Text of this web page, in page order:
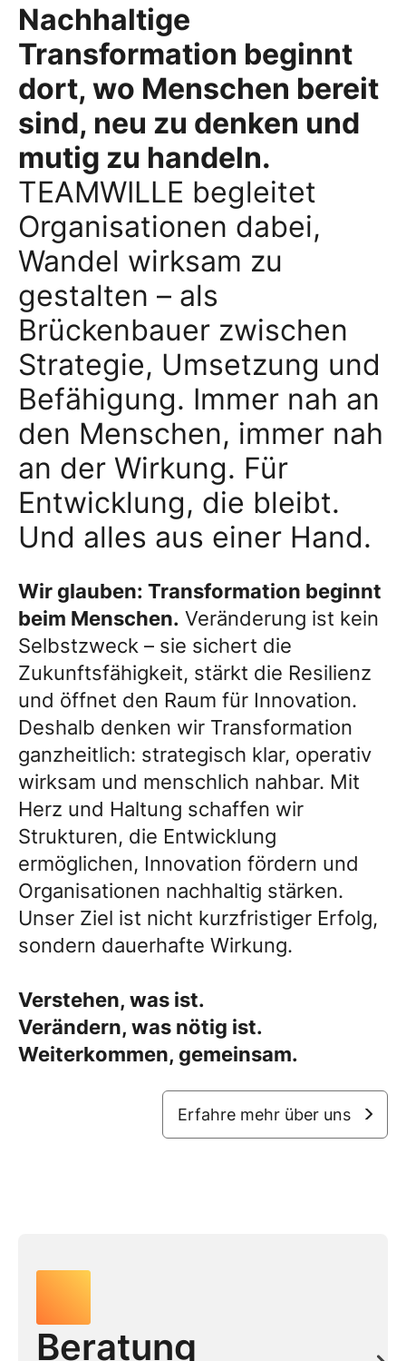
Nachhaltige
Transformation beginnt
dort, wo Menschen bereit
sind, neu zu denken und
mutig zu handeln.
TEAMWILLE begleitet
Organisationen dabei,
Wandel wirksam zu
gestalten – als
Brückenbauer zwischen
Strategie, Umsetzung und
Befähigung. Immer nah an
den Menschen, immer nah
an der Wirkung. Für
Entwicklung, die bleibt.
Und alles aus einer Hand.
Wir glauben: Transformation beginnt
beim Menschen. Veränderung ist kein
Selbstzweck – sie sichert die
Zukunftsfähigkeit, stärkt die Resilienz
und öffnet den Raum für Innovation.
Deshalb denken wir Transformation
ganzheitlich: strategisch klar, operativ
wirksam und menschlich nahbar. Mit
Herz und Haltung schaffen wir
Strukturen, die Entwicklung
ermöglichen, Innovation fördern und
Organisationen nachhaltig stärken.
Unser Ziel ist nicht kurzfristiger Erfolg,
sondern dauerhafte Wirkung.
Verstehen, was ist.
Verändern, was nötig ist.
Weiterkommen, gemeinsam.
Erfahre mehr über uns
Beratung